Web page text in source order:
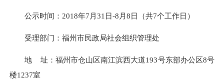
公示时间： 2018年7月31 日-8 月8日（共7个工作日）
受理部门：福州市民政局社会组织管理处
地 址：福州市仓山区南江滨西大道193号东部办公区8号
楼1237室